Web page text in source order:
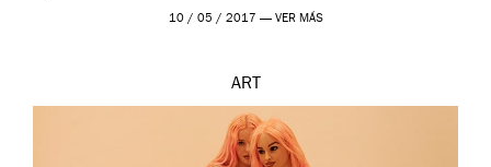
en una de las actuaciones más relevantes […]
10 / 05 / 2017 — VER MÁS
ART